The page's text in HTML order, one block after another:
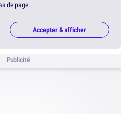
de page.
Accepter & afficher
Publicité